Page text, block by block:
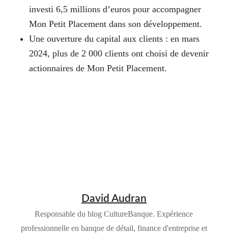
investi 6,5 millions d’euros pour accompagner
Mon Petit Placement dans son développement.
Une ouverture du capital aux clients : en mars
2024, plus de 2 000 clients ont choisi de devenir
actionnaires de Mon Petit Placement.
David Audran
Responsable du blog CultureBanque. Expérience
professionnelle en banque de détail, finance d'entreprise et